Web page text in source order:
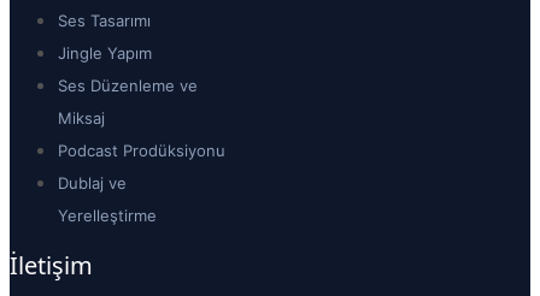
Ses Tasarımı
Jingle Yapım
Ses Düzenleme ve
Miksaj
Podcast Prodüksiyonu
Dublaj ve
Yerelleştirme
İletişim